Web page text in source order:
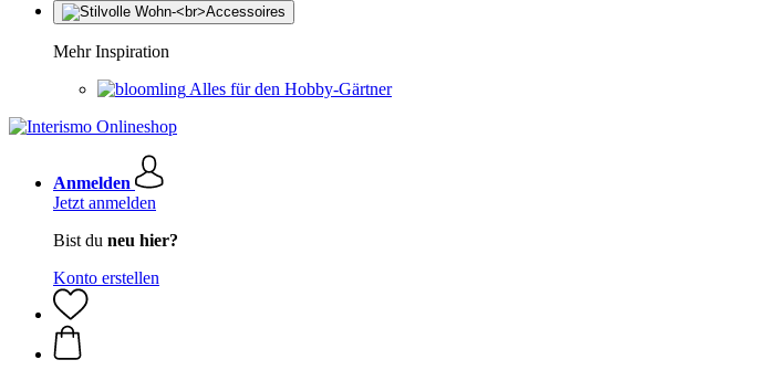
Mehr Inspiration
Alles für den Hobby-Gärtner
Anmelden
Jetzt anmelden
Bist du neu hier?
Konto erstellen